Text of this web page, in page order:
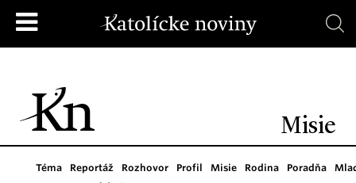
Misie
Téma Reportáž Rozhovor Profil Misie Rodina Poradňa